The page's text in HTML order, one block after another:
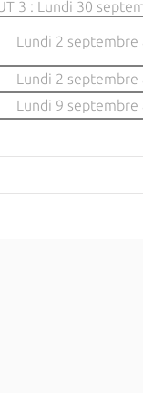
3 : Lundi 30
Lundi 2 septembre
Lundi 2 septembre
Lundi 9 septembre